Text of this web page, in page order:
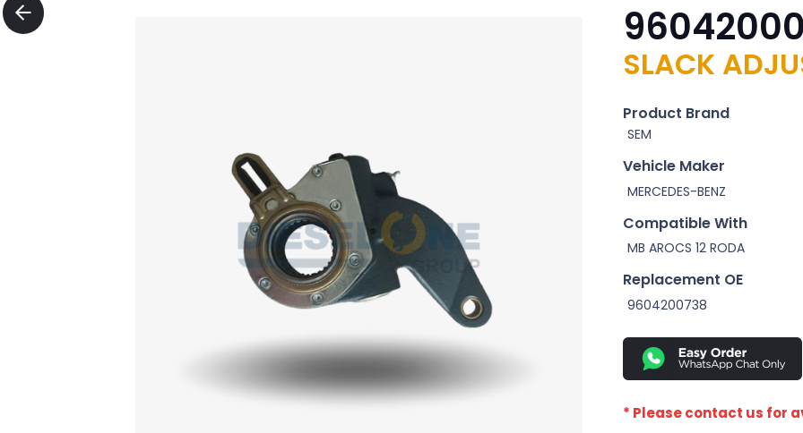
SLACK
Product Brand
SEM
Vehicle Maker
MERCEDES-BENZ
Compatible With
MB AROCS 12 RODA
Replacement OE
9604200738
* Please contact us for